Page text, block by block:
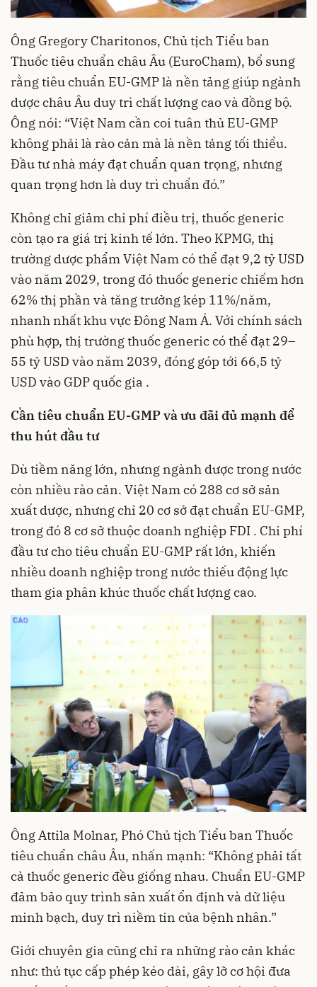
Ông Gregory Charitonos, Chủ tịch Tiểu ban
Thuốc tiêu chuẩn châu Âu (EuroCham), bổ sung
rằng tiêu chuẩn EU-GMP là nền tảng giúp ngành
dược châu Âu duy trì chất lượng cao và đồng bộ.
Ông nói: “Việt Nam cần coi tuân thủ EU-GMP
không phải là rào cản mà là nền tảng tối thiểu.
Đầu tư nhà máy đạt chuẩn quan trọng, nhưng
quan trọng hơn là duy trì chuẩn đó.”
Không chỉ giảm chi phí điều trị, thuốc generic
còn tạo ra giá trị kinh tế lớn. Theo KPMG, thị
trường dược phẩm Việt Nam có thể đạt 9,2 tỷ USD
vào năm 2029, trong đó thuốc generic chiếm hơn
62% thị phần và tăng trưởng kép 11%/năm,
nhanh nhất khu vực Đông Nam Á. Với chính sách
phù hợp, thị trường thuốc generic có thể đạt 29–
55 tỷ USD vào năm 2039, đóng góp tới 66,5 tỷ
USD vào GDP quốc gia .
Cần tiêu chuẩn EU-GMP và ưu đãi đủ mạnh để
thu hút đầu tư
Dù tiềm năng lớn, nhưng ngành dược trong nước
còn nhiều rào cản. Việt Nam có 288 cơ sở sản
xuất dược, nhưng chỉ 20 cơ sở đạt chuẩn EU-GMP,
trong đó 8 cơ sở thuộc doanh nghiệp FDI . Chi phí
đầu tư cho tiêu chuẩn EU-GMP rất lớn, khiến
nhiều doanh nghiệp trong nước thiếu động lực
tham gia phân khúc thuốc chất lượng cao.
Ông Attila Molnar, Phó Chủ tịch Tiểu ban Thuốc
tiêu chuẩn châu Âu, nhấn mạnh: “Không phải tất
cả thuốc generic đều giống nhau. Chuẩn EU-GMP
đảm bảo quy trình sản xuất ổn định và dữ liệu
minh bạch, duy trì niềm tin của bệnh nhân.”
Giới chuyên gia cũng chỉ ra những rào cản khác
như: thủ tục cấp phép kéo dài, gây lỡ cơ hội đưa